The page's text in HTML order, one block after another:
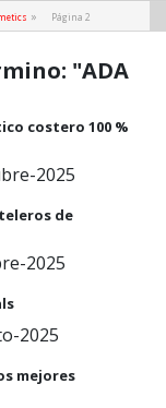
» Página 2
"ADA
costero 100 %
2025
de
2025
2025
mejores